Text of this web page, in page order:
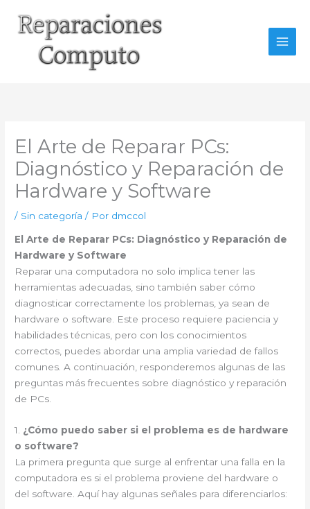
contenido
El Arte de Reparar PCs:
Diagnóstico y Reparación de
Hardware y Software
/ Sin categoría / Por dmccol
El Arte de Reparar PCs: Diagnóstico y Reparación de
Hardware y Software
Reparar una computadora no solo implica tener las
herramientas adecuadas, sino también saber cómo
diagnosticar correctamente los problemas, ya sean de
hardware o software. Este proceso requiere paciencia y
habilidades técnicas, pero con los conocimientos
correctos, puedes abordar una amplia variedad de fallos
comunes. A continuación, responderemos algunas de las
preguntas más frecuentes sobre diagnóstico y reparación
de PCs.
1. ¿Cómo puedo saber si el problema es de hardware
o software?
La primera pregunta que surge al enfrentar una falla en la
computadora es si el problema proviene del hardware o
del software. Aquí hay algunas señales para diferenciarlos: